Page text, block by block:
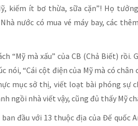
kiếm ít bơ thừa, sữa cặn”! Họ
nước có mua vé máy bay, các
“Mỹ mà xấu” của CB (Chả Biết) rồi.
nói, “Cái cột điện của Mỹ mà có
mục sở thị, viết loạt bài phóng sự
ngồi nhà viết vậy, cũng đủ thấy Mỹ
đầu với 13 thuộc địa của Đế quốc